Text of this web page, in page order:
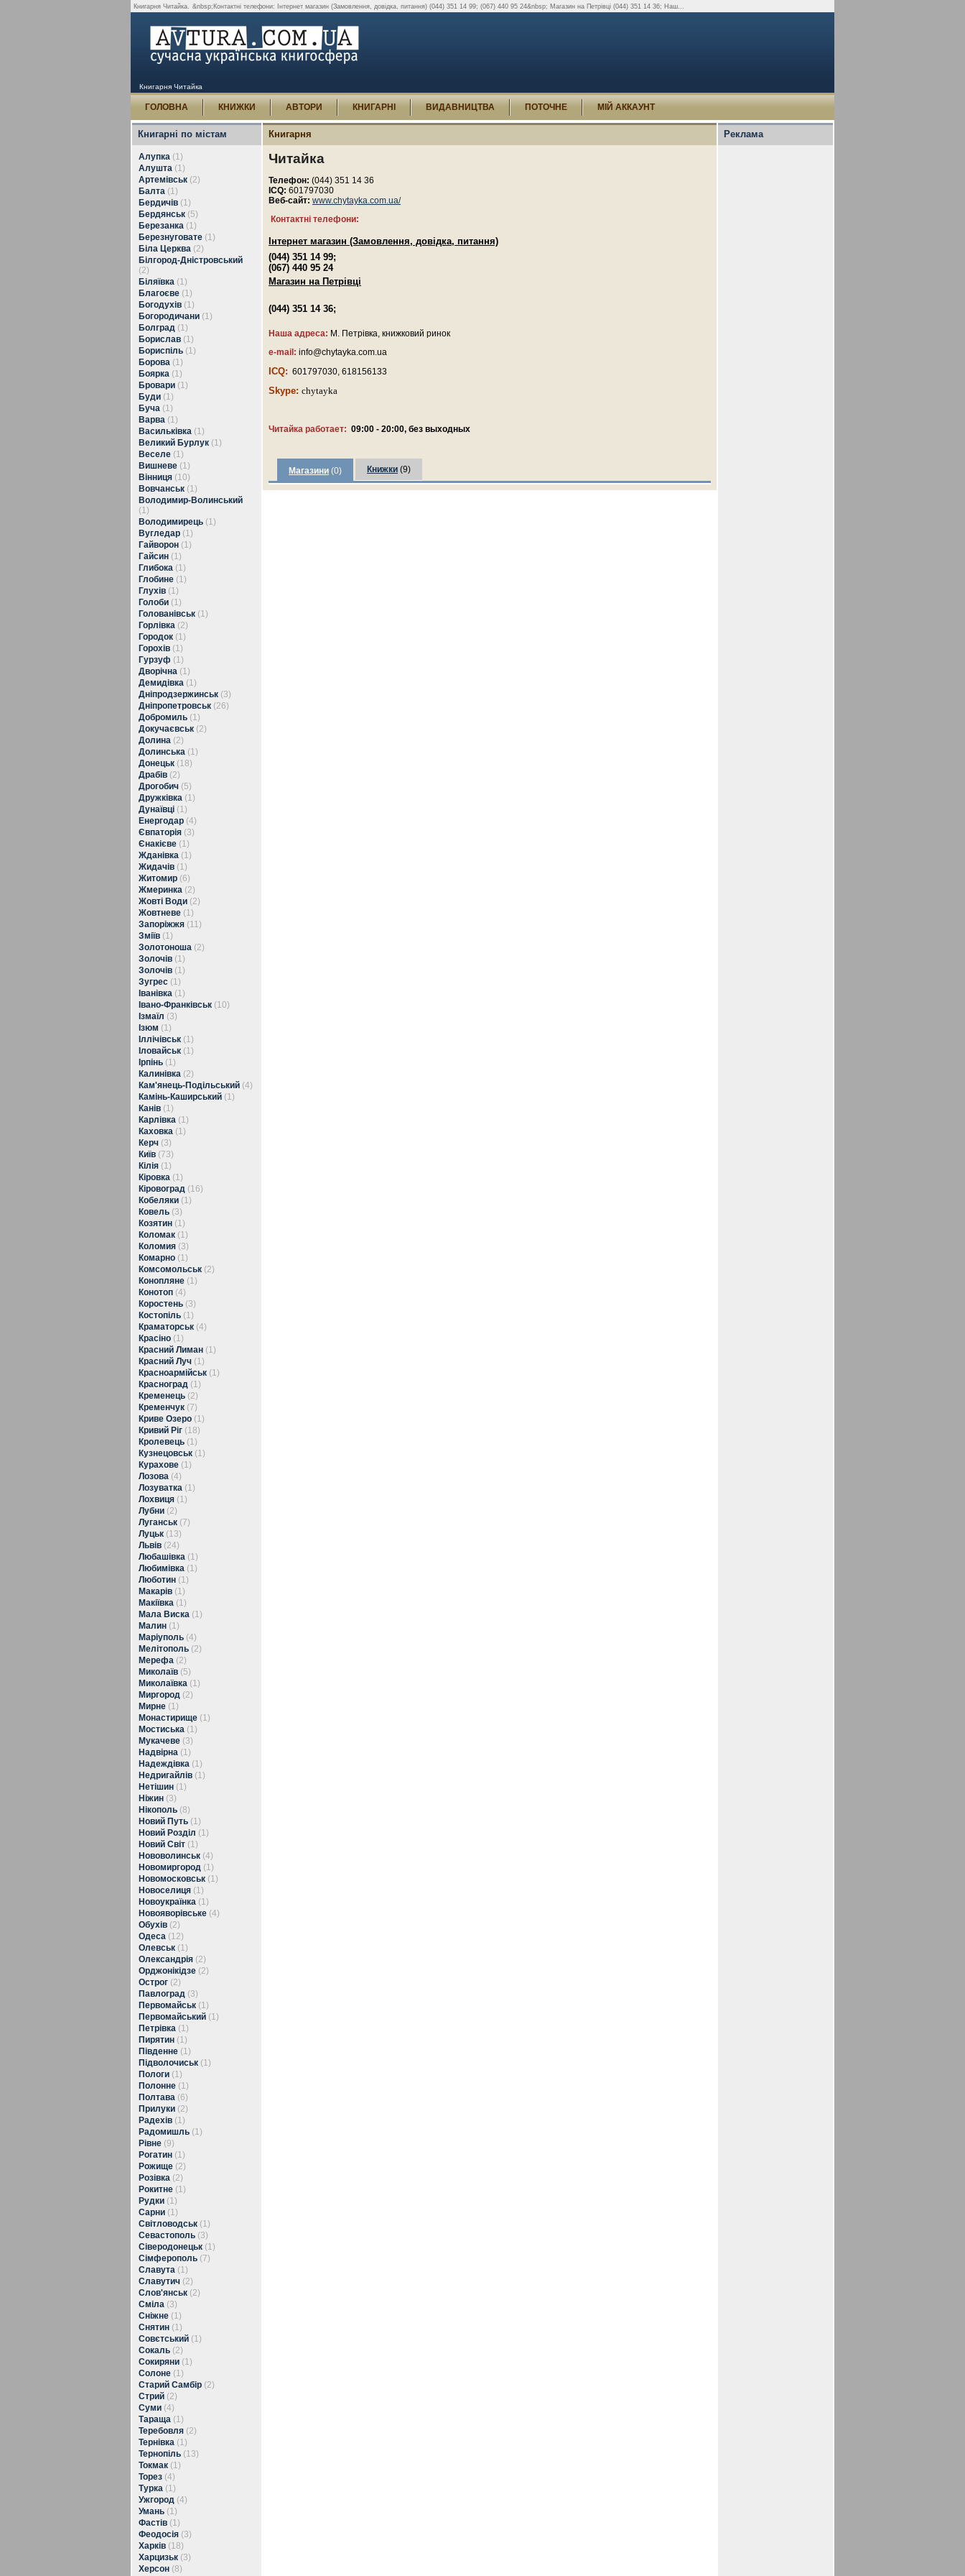
Книгарня Читайка. &nbsp;Контактні телефони: Інтернет магазин (Замовлення, довідка, питання) (044) 351 14 99; (067) 440 95 24&nbsp; Магазин на Петрівці (044) 351 14 36; Наш...
Книгарня Читайка
ГОЛОВНА КНИЖКИ АВТОРИ КНИГАРНІ ВИДАВНИЦТВА ПОТОЧНЕ МІЙ АККАУНТ
Книгарні по містам
Алупка (1)
Алушта (1)
Артемівськ (2)
Балта (1)
Бердичів (1)
Бердянськ (5)
Березанка (1)
Березнуговате (1)
Біла Церква (2)
Білгород-Дністровський
(2)
Біляївка (1)
Благоєве (1)
Богодухів (1)
Богородичани (1)
Болград (1)
Борислав (1)
Бориспіль (1)
Борова (1)
Боярка (1)
Бровари (1)
Буди (1)
Буча (1)
Варва (1)
Васильківка (1)
Великий Бурлук (1)
Веселе (1)
Вишневе (1)
Вінниця (10)
Вовчанськ (1)
Володимир-Волинський
(1)
Володимирець (1)
Вугледар (1)
Гайворон (1)
Гайсин (1)
Глибока (1)
Глобине (1)
Глухів (1)
Голоби (1)
Голованівськ (1)
Горлівка (2)
Городок (1)
Горохів (1)
Гурзуф (1)
Дворічна (1)
Демидівка (1)
Дніпродзержинськ (3)
Дніпропетровськ (26)
Добромиль (1)
Докучаєвськ (2)
Долина (2)
Долинська (1)
Донецьк (18)
Драбів (2)
Дрогобич (5)
Дружківка (1)
Дунаївці (1)
Енергодар (4)
Євпаторія (3)
Єнакієве (1)
Жданівка (1)
Жидачів (1)
Житомир (6)
Жмеринка (2)
Жовті Води (2)
Жовтневе (1)
Запоріжжя (11)
Зміїв (1)
Золотоноша (2)
Золочів (1)
Золочів (1)
Зугрес (1)
Іванівка (1)
Івано-Франківськ (10)
Ізмаїл (3)
Ізюм (1)
Іллічівськ (1)
Іловайськ (1)
Ірпінь (1)
Калинівка (2)
Кам'янець-Подільський (4)
Камінь-Каширський (1)
Канів (1)
Карлівка (1)
Каховка (1)
Керч (3)
Київ (73)
Кілія (1)
Кіровка (1)
Кіровоград (16)
Кобеляки (1)
Ковель (3)
Козятин (1)
Коломак (1)
Коломия (3)
Комарно (1)
Комсомольськ (2)
Конопляне (1)
Конотоп (4)
Коростень (3)
Костопіль (1)
Краматорськ (4)
Красіно (1)
Красний Лиман (1)
Красний Луч (1)
Красноармійськ (1)
Красноград (1)
Кременець (2)
Кременчук (7)
Криве Озеро (1)
Кривий Ріг (18)
Кролевець (1)
Кузнецовськ (1)
Курахове (1)
Лозова (4)
Лозуватка (1)
Лохвиця (1)
Лубни (2)
Луганськ (7)
Луцьк (13)
Львів (24)
Любашівка (1)
Любимівка (1)
Люботин (1)
Макарів (1)
Макіївка (1)
Мала Виска (1)
Малин (1)
Маріуполь (4)
Мелітополь (2)
Мерефа (2)
Миколаїв (5)
Миколаївка (1)
Миргород (2)
Мирне (1)
Монастирище (1)
Мостиська (1)
Мукачеве (3)
Надвірна (1)
Надеждівка (1)
Недригайлів (1)
Нетішин (1)
Ніжин (3)
Нікополь (8)
Новий Путь (1)
Новий Розділ (1)
Новий Світ (1)
Нововолинськ (4)
Новомиргород (1)
Новомосковськ (1)
Новоселиця (1)
Новоукраїнка (1)
Новояворівське (4)
Обухів (2)
Одеса (12)
Олевськ (1)
Олександрія (2)
Орджонікідзе (2)
Острог (2)
Павлоград (3)
Первомайськ (1)
Первомайський (1)
Петрівка (1)
Пирятин (1)
Південне (1)
Підволочиськ (1)
Пологи (1)
Полонне (1)
Полтава (6)
Прилуки (2)
Радехів (1)
Радомишль (1)
Рівне (9)
Рогатин (1)
Рожище (2)
Розівка (2)
Рокитне (1)
Рудки (1)
Сарни (1)
Світловодськ (1)
Севастополь (3)
Сіверодонецьк (1)
Сімферополь (7)
Славута (1)
Славутич (2)
Слов'янськ (2)
Сміла (3)
Сніжне (1)
Снятин (1)
Совєтський (1)
Сокаль (2)
Сокиряни (1)
Солоне (1)
Старий Самбір (2)
Стрий (2)
Суми (4)
Тараща (1)
Теребовля (2)
Тернівка (1)
Тернопіль (13)
Токмак (1)
Торез (4)
Турка (1)
Ужгород (4)
Умань (1)
Фастів (1)
Феодосія (3)
Харків (18)
Харцизьк (3)
Херсон (8)
Книгарня
Читайка
Телефон: (044) 351 14 36
ICQ: 601797030
Веб-сайт: www.chytayka.com.ua/
Контактні телефони:
Інтернет магазин (Замовлення, довідка, питання)
(044) 351 14 99;
(067) 440 95 24
Магазин на Петрівці
(044) 351 14 36;
Наша адреса: М. Петрівка, книжковий ринок
e-mail: info@chytayka.com.ua
ICQ: 601797030, 618156133
Skype: chytayka
Читайка работает: 09:00 - 20:00, без выходных
Магазини (0) Книжки (9)
Реклама